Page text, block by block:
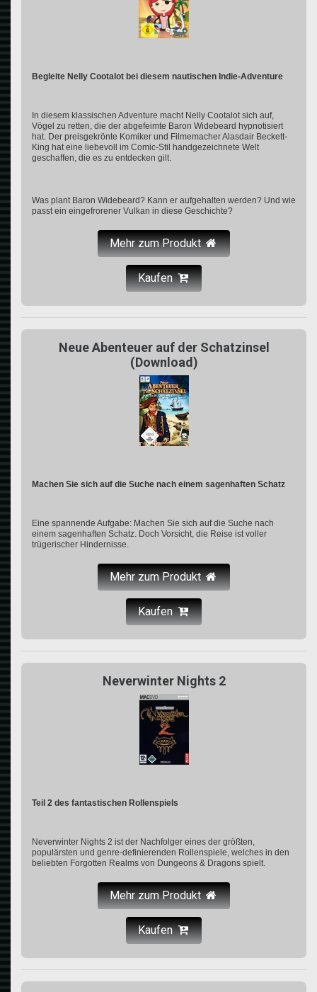
Begleite Nelly Cootalot bei diesem nautischen Indie-Adventure
In diesem klassischen Adventure macht Nelly Cootalot sich auf,
Vögel zu retten, die der abgefeimte Baron Widebeard hypnotisiert
hat. Der preisgekrönte Komiker und Filmemacher Alasdair Beckett-
King hat eine liebevoll im Comic-Stil handgezeichnete Welt
geschaffen, die es zu entdecken gilt.
Was plant Baron Widebeard? Kann er aufgehalten werden? Und wie
passt ein eingefrorener Vulkan in diese Geschichte?
Mehr zum Produkt
Kaufen
Neue Abenteuer auf der Schatzinsel
(Download)
Machen Sie sich auf die Suche nach einem sagenhaften Schatz
Eine spannende Aufgabe: Machen Sie sich auf die Suche nach
einem sagenhaften Schatz. Doch Vorsicht, die Reise ist voller
trügerischer Hindernisse.
Mehr zum Produkt
Kaufen
Neverwinter Nights 2
Teil 2 des fantastischen Rollenspiels
Neverwinter Nights 2 ist der Nachfolger eines der größten,
populärsten und genre-definierenden Rollenspiele, welches in den
beliebten Forgotten Realms von Dungeons & Dragons spielt.
Mehr zum Produkt
Kaufen